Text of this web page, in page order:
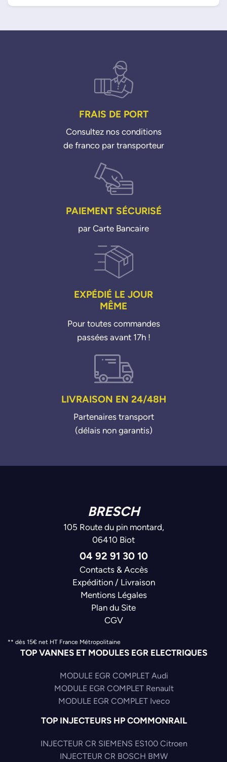
FRAIS DE PORT
Consultez nos conditions
de franco par transporteur
PAIEMENT SÉCURISÉ
par Carte Bancaire
EXPÉDIÉ LE JOUR
MÊME
Pour toutes commandes
passées avant 17h !
LIVRAISON EN 24/48H
Partenaires transport
(délais non garantis)
BRESCH
105 Route du pin montard,
06410 Biot
04 92 91 30 10
Contacts & Accès
Expédition / Livraison
Mentions Légales
Plan du Site
CGV
** dès 15€ net HT France Métropolitaine
TOP VANNES ET MODULES EGR ELECTRIQUES
MODULE EGR COMPLET Audi
MODULE EGR COMPLET Renault
MODULE EGR COMPLET Iveco
TOP INJECTEURS HP COMMONRAIL
INJECTEUR CR SIEMENS ES100 Citroen
INJECTEUR CR BOSCH BMW